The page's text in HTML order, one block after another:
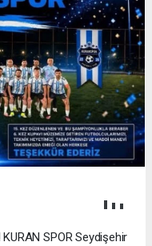
SPOR Seydişehir